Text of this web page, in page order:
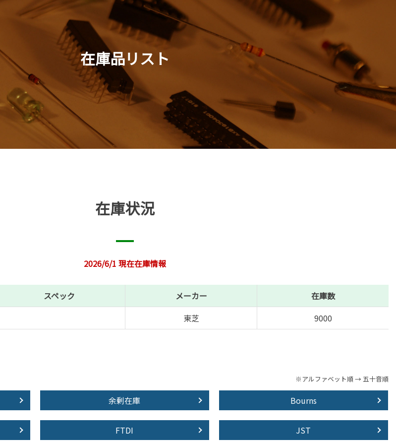
在庫品リスト
在庫状況
2026/6/1 現在在庫情報
スペック メーカー
在庫数
東芝 9000
※アルファベット順 → 五十音順
余剰在庫 Bourns
FTDI JST